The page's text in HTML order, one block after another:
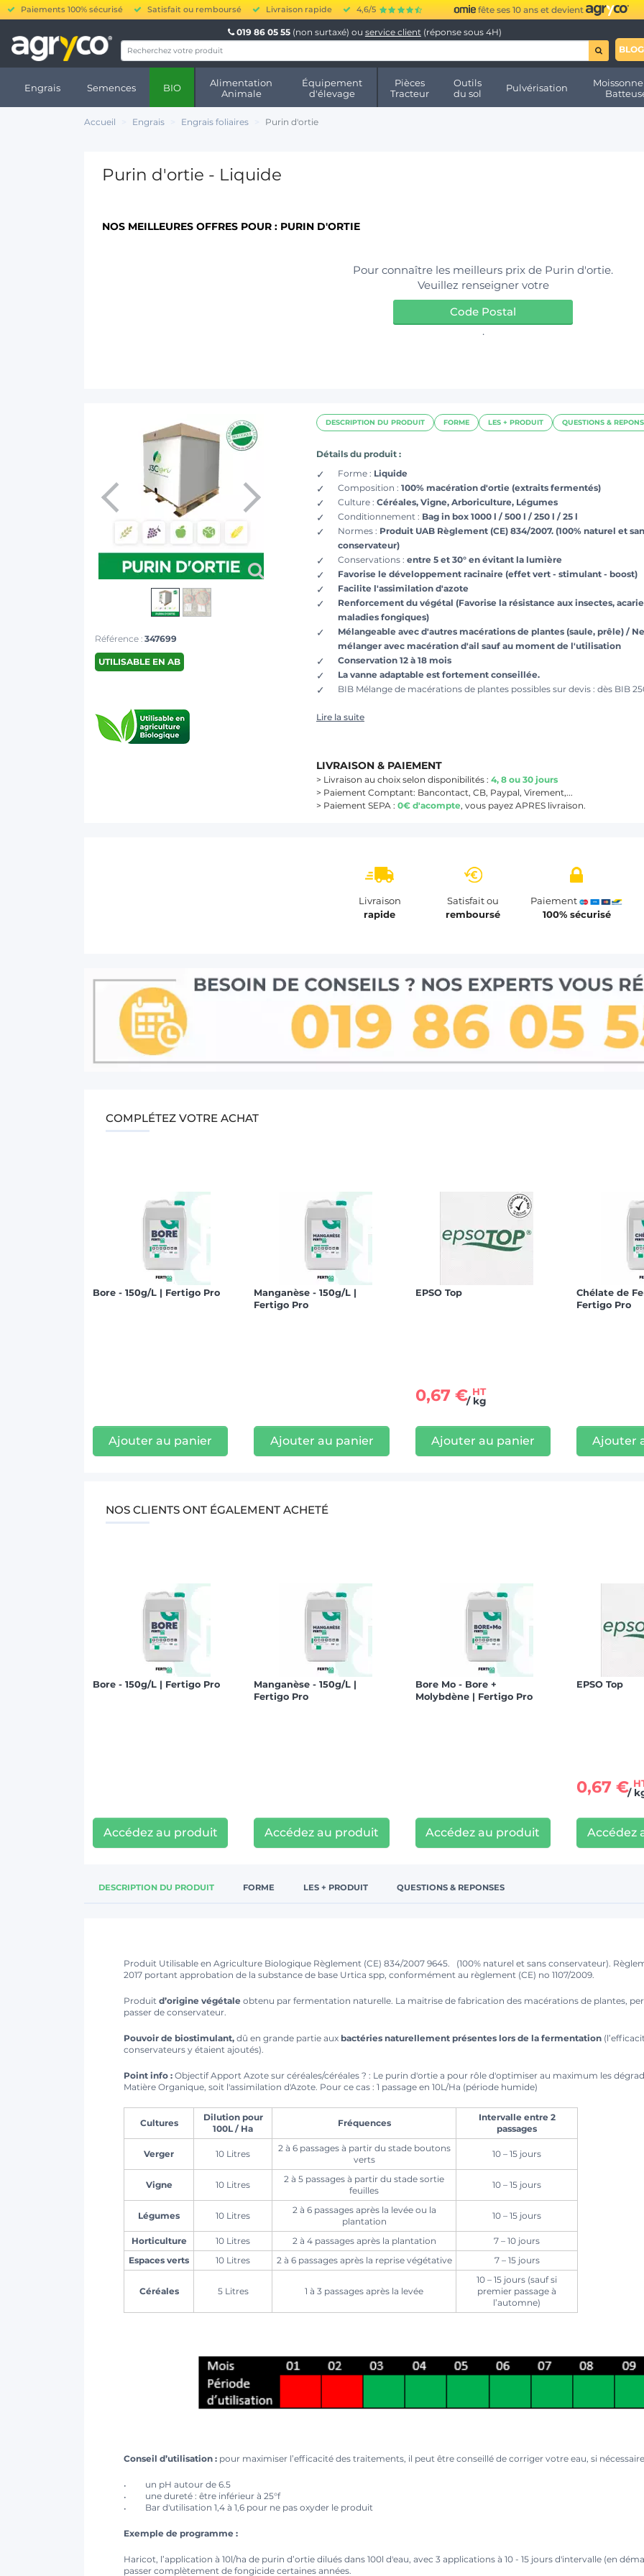
Paiements 100% sécurisé Satisfait ou remboursé Livraison rapide 4,6/5 fête ses 10 ans et devient
019 86 05 55 (non surtaxé) ou service client (réponse sous 4H)
BLOG
Engrais Semences BIO
Alimentation
Animale
Équipement
d'élevage
Pièces
Tracteur
Outils
du sol
Pulvérisation
Accueil Engrais Engrais foliaires Purin d'ortie
Purin d'ortie - Liquide
NOS MEILLEURES OFFRES POUR : PURIN D'ORTIE
Pour connaître les meilleurs prix de Purin d'ortie.
Veuillez renseigner votre
Code Postal
.
Référence : 347699
UTILISABLE EN AB
DESCRIPTION DU PRODUIT FORME LES + PRODUIT QUESTIONS &
Détails du produit :
Forme : Liquide
Composition : 100% macération d'ortie (extraits fermentés)
Culture : Céréales, Vigne, Arboriculture, Légumes
Conditionnement : Bag in box 1000 l / 500 l / 250 l / 25 l
Normes : Produit UAB Règlement (CE) 834/2007. (100% naturel et
conservateur)
Conservations : entre 5 et 30° en évitant la lumière
Favorise le développement racinaire (effet vert - stimulant - boost)
Facilite l'assimilation d'azote
Renforcement du végétal (Favorise la résistance aux insectes,
maladies fongiques)
Mélangeable avec d'autres macérations de plantes (saule, prêle) /
mélanger avec macération d'ail sauf au moment de l'utilisation
Conservation 12 à 18 mois
La vanne adaptable est fortement conseillée.
BIB Mélange de macérations de plantes possibles sur devis : dès BIB
Lire la suite
LIVRAISON & PAIEMENT
> Livraison au choix selon disponibilités : 4, 8 ou 30 jours
> Paiement Comptant: Bancontact, CB, Paypal, Virement,...
> Paiement SEPA : 0€ d'acompte, vous payez APRES livraison.
Livraison
rapide
Satisfait ou
remboursé
Paiement
100% sécurisé
COMPLÉTEZ VOTRE ACHAT
Bore - 150g/L | Fertigo Pro
Ajouter au panier
Manganèse - 150g/L |
Fertigo Pro
Ajouter au panier
EPSO Top
0,67 €HT
/ kg
Ajouter au panier
Chélate de
Fertigo Pro
Ajouter
NOS CLIENTS ONT ÉGALEMENT ACHETÉ
Bore - 150g/L | Fertigo Pro
Accédez au produit
Manganèse - 150g/L |
Fertigo Pro
Accédez au produit
Bore Mo - Bore +
Molybdène | Fertigo Pro
Accédez au produit
EPSO Top
0,67 €
/
Accédez
DESCRIPTION DU PRODUIT FORME LES + PRODUIT QUESTIONS & REPONSES
Produit Utilisable en Agriculture Biologique Règlement (CE) 834/2007 9645. (100% naturel et sans conservateur).
2017 portant approbation de la substance de base Urtica spp, conformément au règlement (CE) no 1107/2009.
Produit d’origine végétale obtenu par fermentation naturelle. La maitrise de fabrication des macérations de plantes,
passer de conservateur.
Pouvoir de biostimulant, dû en grande partie aux bactéries naturellement présentes lors de la fermentation
conservateurs y étaient ajoutés).
Point info : Objectif Apport Azote sur céréales/céréales ? : Le purin d'ortie a pour rôle d'optimiser au maximum les
Matière Organique, soit l'assimilation d'Azote. Pour ce cas : 1 passage en 10L/Ha (période humide)
Cultures
Dilution pour
100L / Ha
Fréquences
Intervalle entre 2
passages
Verger 10 Litres
2 à 6 passages à partir du stade boutons
verts
10 – 15 jours
Vigne 10 Litres
2 à 5 passages à partir du stade sortie
feuilles
10 – 15 jours
Légumes 10 Litres
2 à 6 passages après la levée ou la
plantation
10 – 15 jours
Horticulture 10 Litres 2 à 4 passages après la plantation
7 – 10 jours
Espaces verts
10 Litres 2 à 6 passages après la reprise végétative 7 – 15 jours
Céréales 5 Litres 1 à 3 passages après la levée
10 – 15 jours (sauf si
premier passage à
l’automne)
Conseil d’utilisation : pour maximiser l’efficacité des traitements, il peut être conseillé de corriger votre eau, si
un pH autour de 6.5
une dureté : être inférieur à 25°f
Bar d'utilisation 1,4 à 1,6 pour ne pas oxyder le produit
Exemple de programme :
Haricot, l’application à 10l/ha de purin d’ortie dilués dans 100l d'eau, avec 3 applications à 10 - 15 jours d'intervalle (en
passer complètement de fongicide certaines années.